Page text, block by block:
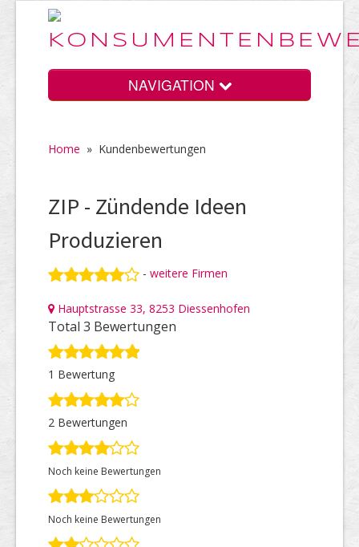
NAVIGATION
Home
Vorteile
Preise
HELP Awards
Top Firmen
Über uns
Home » Kundenbewertungen
ZIP - Zündende Ideen
Produzieren
- weitere Firmen
Hauptstrasse 33, 8253 Diessenhofen
Total 3 Bewertungen
1 Bewertung
2 Bewertungen
Noch keine Bewertungen
Noch keine Bewertungen